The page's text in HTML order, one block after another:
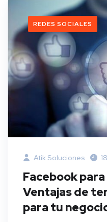
REDES SOCIALES
Atik Soluciones
Facebook
Ventajas de
para tu